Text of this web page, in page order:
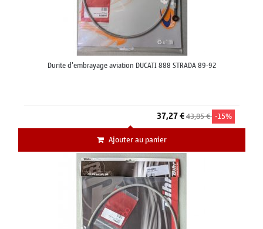
Durite d'embrayage aviation DUCATI 888 STRADA 89-92
37,27 €43,85 € -15%
Ajouter au panier